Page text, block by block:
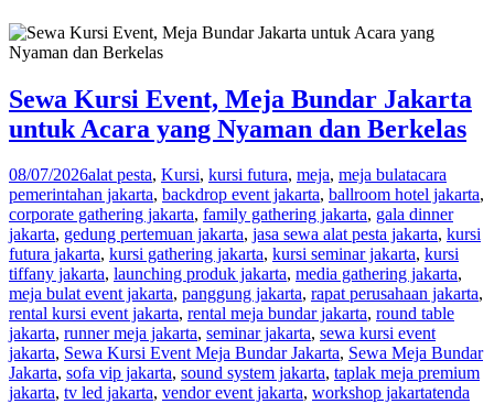
Sewa Kursi Event, Meja Bundar Jakarta
untuk Acara yang Nyaman dan Berkelas
08/07/2026alat pesta, Kursi, kursi futura, meja, meja bulatacara
pemerintahan jakarta, backdrop event jakarta, ballroom hotel jakarta,
corporate gathering jakarta, family gathering jakarta, gala dinner
jakarta, gedung pertemuan jakarta, jasa sewa alat pesta jakarta, kursi
futura jakarta, kursi gathering jakarta, kursi seminar jakarta, kursi
tiffany jakarta, launching produk jakarta, media gathering jakarta,
meja bulat event jakarta, panggung jakarta, rapat perusahaan jakarta,
rental kursi event jakarta, rental meja bundar jakarta, round table
jakarta, runner meja jakarta, seminar jakarta, sewa kursi event
jakarta, Sewa Kursi Event Meja Bundar Jakarta, Sewa Meja Bundar
Jakarta, sofa vip jakarta, sound system jakarta, taplak meja premium
jakarta, tv led jakarta, vendor event jakarta, workshop jakartatenda